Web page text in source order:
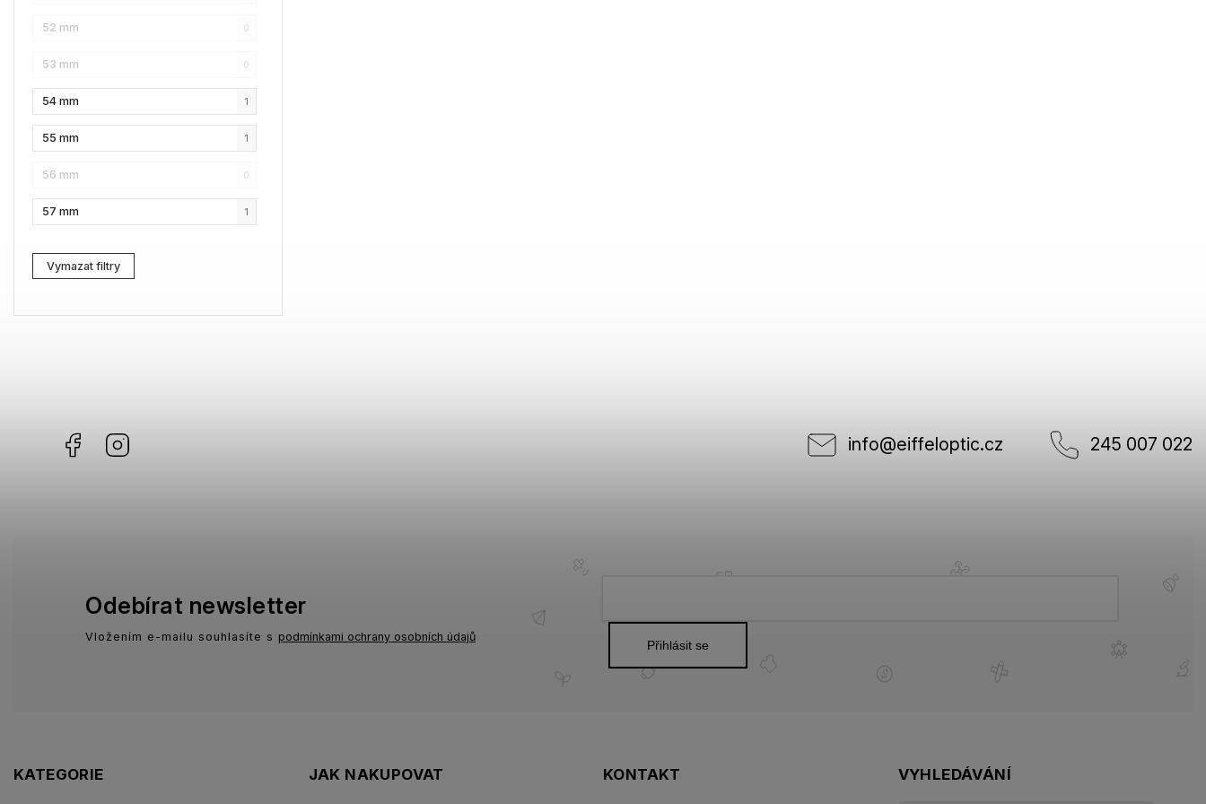
NAUTICA 3
Lacoste 2
Kenzo 0
Carrera 3
G-Star RAW 4
Jil Sander 1
Marc Jacobs
52 mm 0
53 mm 0
54 mm 1
55 mm 1
56 mm 0
57 mm 1
Vymazat filtry
Facebook info@eiffeloptic.cz 245 007 022
KATEGORIE JAK NAKUPOVAT KONTAKT
Odebírat newsletter
Vložením e-mailu souhlasíte s podmínkami ochrany osobních údajů
Přihlásit se
VYHLEDÁVÁNÍ